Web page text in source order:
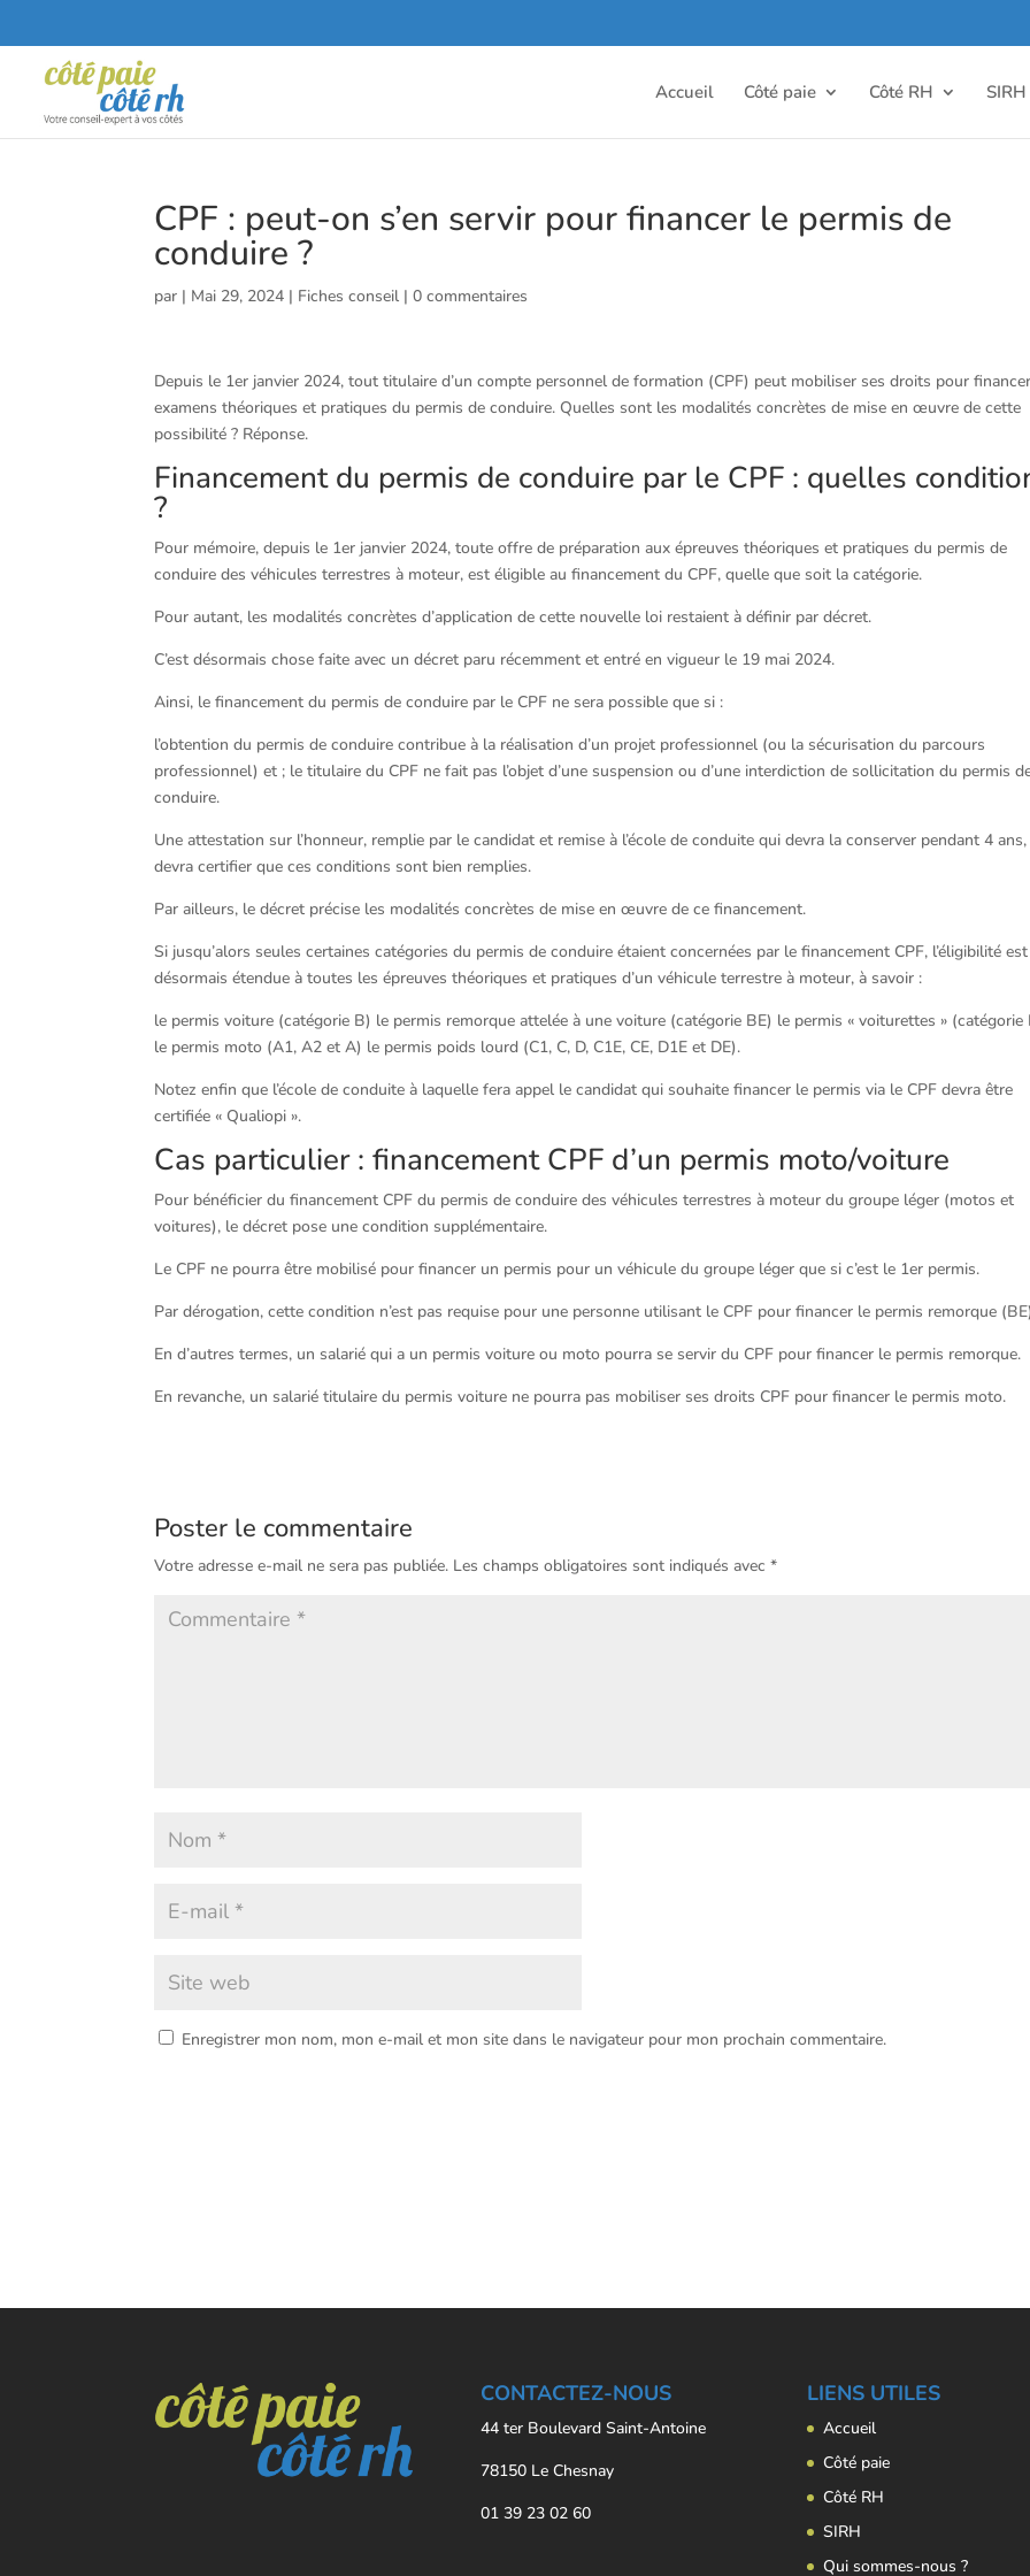
Accueil Côté paie Côté RH SIRH
CPF : peut-on s’en servir pour financer le permis de
conduire ?
par | Mai 29, 2024 | Fiches conseil |0 commentaires
Depuis le 1er janvier 2024, tout titulaire d’un compte personnel de formation (CPF) peut mobiliser ses droits pour
examens théoriques et pratiques du permis de conduire. Quelles sont les modalités concrètes de mise en œuvre de cette
possibilité ? Réponse.
Financement du permis de conduire par le CPF : quelles
?
Pour mémoire, depuis le 1er janvier 2024, toute offre de préparation aux épreuves théoriques et pratiques du permis de
conduire des véhicules terrestres à moteur, est éligible au financement du CPF, quelle que soit la catégorie.
Pour autant, les modalités concrètes d’application de cette nouvelle loi restaient à définir par décret.
C’est désormais chose faite avec un décret paru récemment et entré en vigueur le 19 mai 2024.
Ainsi, le financement du permis de conduire par le CPF ne sera possible que si :
l’obtention du permis de conduire contribue à la réalisation d’un projet professionnel (ou la sécurisation du parcours
professionnel) et ; le titulaire du CPF ne fait pas l’objet d’une suspension ou d’une interdiction de sollicitation du permis
conduire.
Une attestation sur l’honneur, remplie par le candidat et remise à l’école de conduite qui devra la conserver pendant 4 ans,
devra certifier que ces conditions sont bien remplies.
Par ailleurs, le décret précise les modalités concrètes de mise en œuvre de ce financement.
Si jusqu’alors seules certaines catégories du permis de conduire étaient concernées par le financement CPF, l’éligibilité est
désormais étendue à toutes les épreuves théoriques et pratiques d’un véhicule terrestre à moteur, à savoir :
le permis voiture (catégorie B) le permis remorque attelée à une voiture (catégorie BE) le permis « voiturettes » (catégorie
le permis moto (A1, A2 et A) le permis poids lourd (C1, C, D, C1E, CE, D1E et DE).
Notez enfin que l’école de conduite à laquelle fera appel le candidat qui souhaite financer le permis via le CPF devra être
certifiée « Qualiopi ».
Cas particulier : financement CPF d’un permis moto/voiture
Pour bénéficier du financement CPF du permis de conduire des véhicules terrestres à moteur du groupe léger (motos et
voitures), le décret pose une condition supplémentaire.
Le CPF ne pourra être mobilisé pour financer un permis pour un véhicule du groupe léger que si c’est le 1er permis.
Par dérogation, cette condition n’est pas requise pour une personne utilisant le CPF pour financer le permis remorque
En d’autres termes, un salarié qui a un permis voiture ou moto pourra se servir du CPF pour financer le permis remorque.
En revanche, un salarié titulaire du permis voiture ne pourra pas mobiliser ses droits CPF pour financer le permis moto.
Poster le commentaire
Votre adresse e-mail ne sera pas publiée. Les champs obligatoires sont indiqués avec*
Enregistrer mon nom, mon e-mail et mon site dans le navigateur pour mon prochain commentaire.
CONTACTEZ-NOUS
44 ter Boulevard Saint-Antoine
78150 Le Chesnay
01 39 23 02 60
LIENS UTILES
Accueil
Côté paie
Côté RH
SIRH
Qui sommes-nous ?